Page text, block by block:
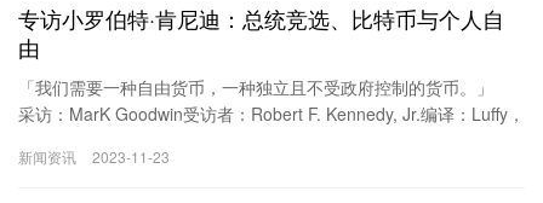
专访小罗伯特·肯尼迪：总统竞选、比特币与个人自
由
「我们需要一种自由货币，一种独立且不受政府控制的货币。」
采访：MarK Goodwin受访者：Robert F. Kennedy, Jr.编译：Luffy，
乘坐飞机、渡轮和火车，匆匆赶来纽约曼哈顿的我发现自己只有三
新闻资讯 2023-11-23